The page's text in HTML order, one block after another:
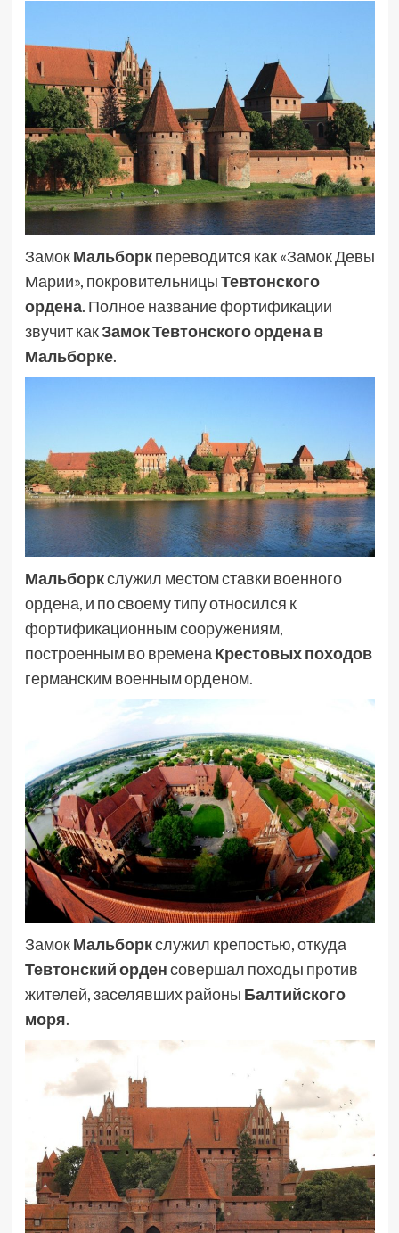
ЗамокМальборкпереводится как «Замок Девы
Марии», покровительницыТевтонского
ордена. Полное название фортификации
звучит какЗамок Тевтонского ордена в
Мальборке.
Мальборкслужил местом ставки военного
ордена, и по своему типу относился к
фортификационным сооружениям,
построенным во времена Крестовых походов
германским военным орденом.
ЗамокМальборкслужил крепостью, откуда
Тевтонский орденсовершал походы против
жителей, заселявших районы Балтийского
моря.